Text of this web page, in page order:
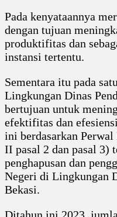
Pada kenyataannya
dengan tujuan
produktifitas dan
instansi tertentu.
Sementara itu pada
Lingkungan Dinas
bertujuan untuk
efektifitas dan
ini berdasarkan
II pasal 2 dan pasal 3)
penghapusan dan
Negeri di Lingkungan
Bekasi.